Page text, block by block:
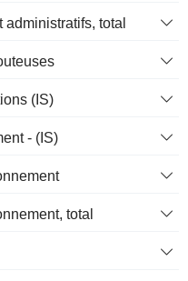
total
(IS)
- (IS)
total